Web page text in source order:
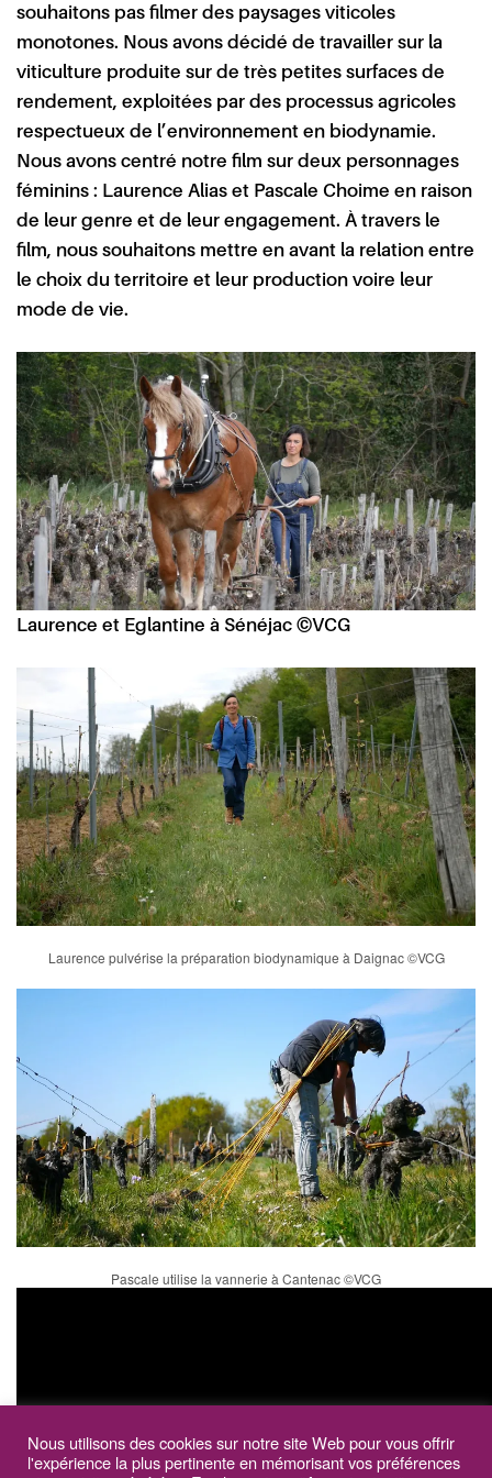
souhaitons pas filmer des paysages viticoles
monotones. Nous avons décidé de travailler sur la
viticulture produite sur de très petites surfaces de
rendement, exploitées par des processus agricoles
respectueux de l’environnement en biodynamie.
Nous avons centré notre film sur deux personnages
féminins : Laurence Alias et Pascale Choime en raison
de leur genre et de leur engagement. À travers le
film, nous souhaitons mettre en avant la relation entre
le choix du territoire et leur production voire leur
mode de vie.
Laurence et Eglantine à Sénéjac ©VCG
Laurence pulvérise la préparation biodynamique à Daignac ©VCG
Pascale utilise la vannerie à Cantenac ©VCG
Nous utilisons des cookies sur notre site Web pour vous offrir
l'expérience la plus pertinente en mémorisant vos préférences